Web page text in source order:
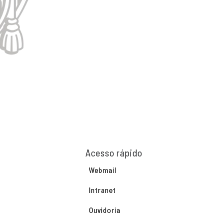
Acesso rápido
Webmail
Intranet
Ouvidoria